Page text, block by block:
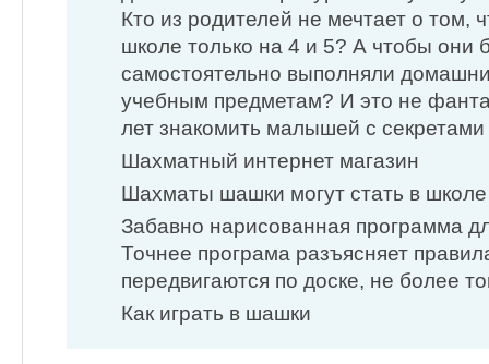
Кто из родителей не мечтает о том,
школе только на 4 и 5? А чтобы они
самостоятельно выполняли
учебным предметам? И это не
лет знакомить малышей с
Шахматный интернет магазин
Шахматы шашки могут стать в школе
Забавно нарисованная программа
Точнее програма разъясняет
передвигаются по доске, не более
Как играть в шашки